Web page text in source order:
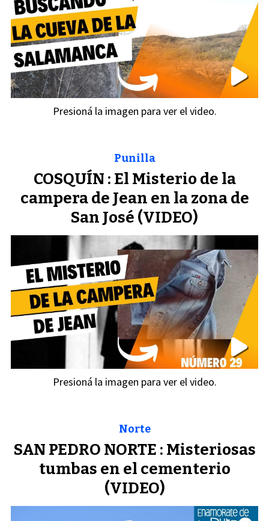
Presioná la imagen para ver el video.
COSQUÍN : El Misterio de la
campera de Jean en la zona de
San José (VIDEO)
Punilla
Presioná la imagen para ver el video.
SAN PEDRO NORTE : Misteriosas
tumbas en el cementerio
(VIDEO)
Norte